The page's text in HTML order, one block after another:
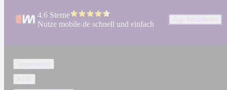
4.6 Sterne
Nutze mobile.de schnell und einfach